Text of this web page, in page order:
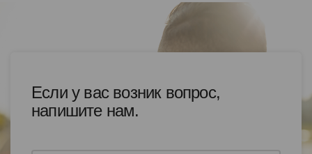
Если у вас возник вопрос,
напишите нам.